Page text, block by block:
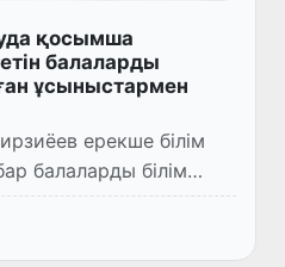
қосымша
балаларды
ұсыныстармен
ерекше білім
балаларды білім
қызметпен қамту,
жоқ әрі адам
а...